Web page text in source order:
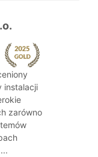
instalacji
zarówno